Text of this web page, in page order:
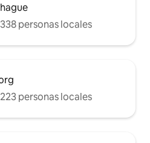
personas locales
personas locales